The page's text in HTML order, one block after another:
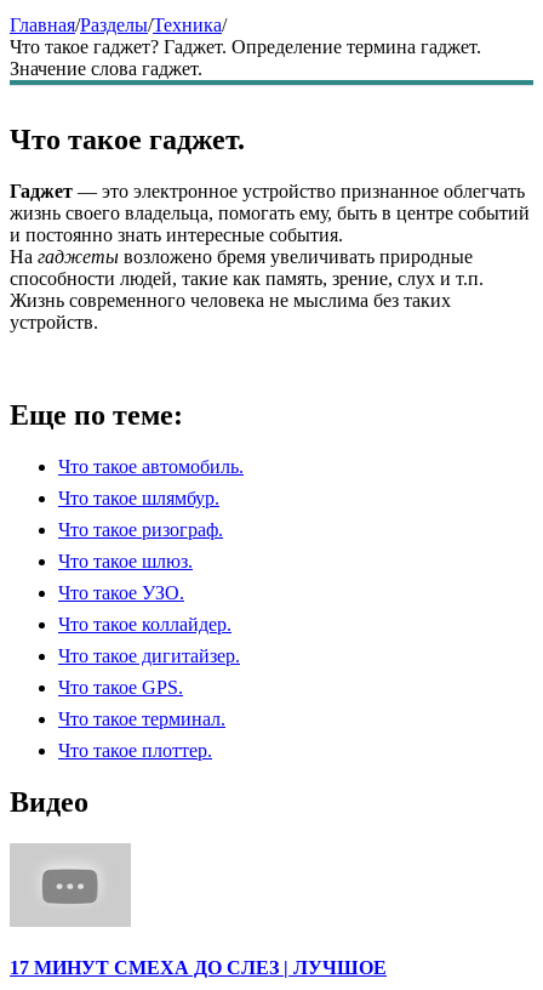
Главная/Разделы/Техника/
Что такое гаджет? Гаджет. Определение термина гаджет.
Значение слова гаджет.
Что такое гаджет.
Гаджет — это электронное устройство признанное облегчать
жизнь своего владельца, помогать ему, быть в центре событий
и постоянно знать интересные события.
На гаджеты возложено бремя увеличивать природные
способности людей, такие как память, зрение, слух и т.п.
Жизнь современного человека не мыслима без таких
устройств.
Еще по теме:
Что такое автомобиль.
Что такое шлямбур.
Что такое ризограф.
Что такое шлюз.
Что такое УЗО.
Что такое коллайдер.
Что такое дигитайзер.
Что такое GPS.
Что такое терминал.
Что такое плоттер.
Видео
17 МИНУТ СМЕХА ДО СЛЕЗ | ЛУЧШОЕ